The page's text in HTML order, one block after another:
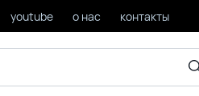
youtube о нас контакты